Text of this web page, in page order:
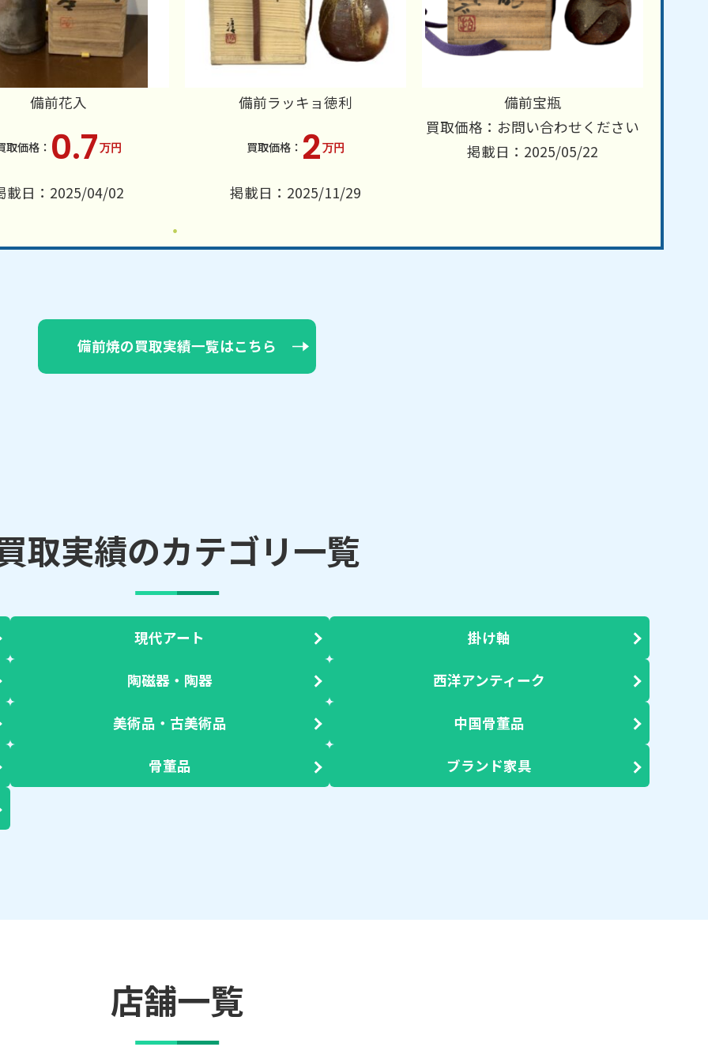
備前花入
0.7万円
載日：2025/04/02
備前ラッキョ徳利
2万円
掲載日：2025/11/29
備前宝瓶
買取価格：お問い合わせください
掲載日：2025/05/22
備前焼の買取実績一覧はこちら
取実績のカテゴリ一覧
現代アート 掛け軸
陶磁器・陶器 西洋アンティーク
美術品・古美術品 中国骨董品
骨董品 ブランド家具
店舗一覧